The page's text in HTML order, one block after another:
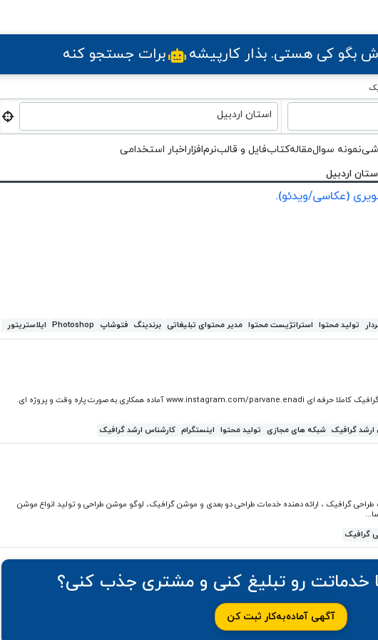
بگو کی هستی. بذار کارپیشه برات جستجو کنه
استان اردبیل
نمونه سوالمقالهکتابفایل و قالبنرم‌افزاراخبار استخدامی
اردبیل
(عکاسی/ویدئو).
تولید محتوا استراتژيست محتوا مدیر محتوای تبلیغاتی برندینگ فتوشاپ Photoshop ایلاستریتور
طرحی لوگو طراحی کاتالوگ طراحی پوستر فوق لیسانس گرافیک کاملا حرفه ای www.instagram.com/parvane.enadi آماده همکاری به صورت پاره وقت و پروژه ای.
گرافیک شبکه های مجازی تولید محتوا اینستگرام کارشناس ارشد گرافیک
گرافیک ، ارائه دهنده خدمات طراحی دو بعدی و موشن گرافیک، لوگو موشن طراحی و تولید انواع موشن
گرافیک
خدماتت رو تبلیغ کنی و مشتری جذب کنی؟
آگهی آماده‌به‌کار ثبت کن